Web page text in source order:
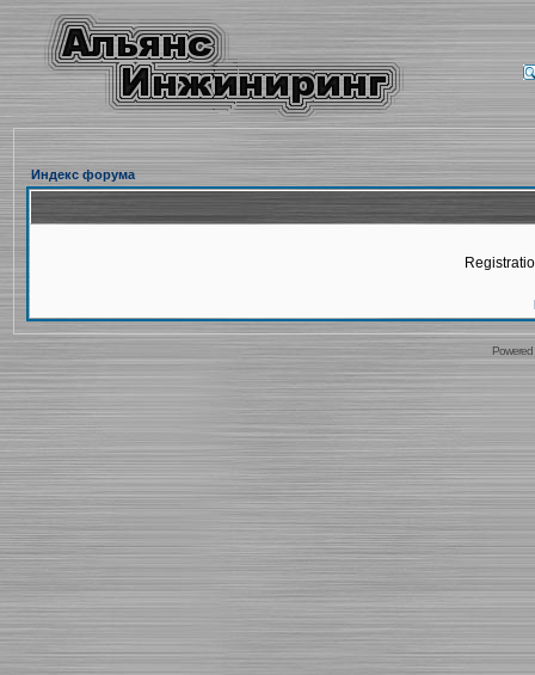
Индекс форума